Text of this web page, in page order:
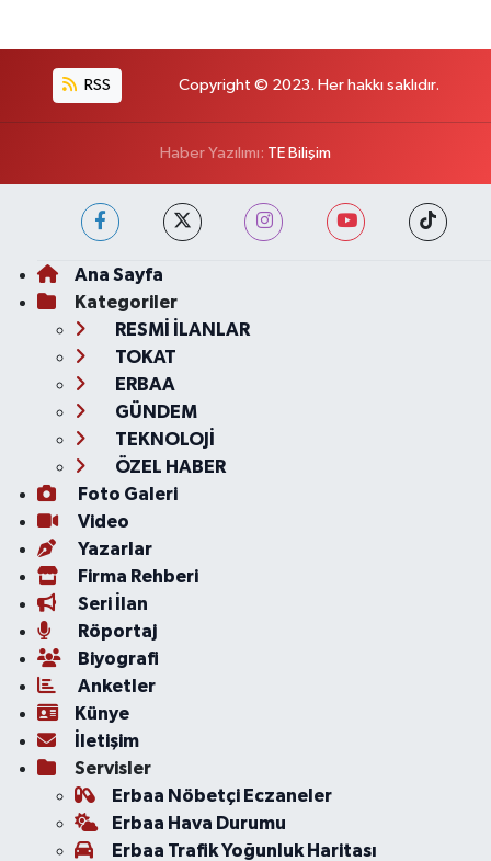
RSS Copyright © 2023. Her hakkı saklıdır.
Haber Yazılımı: TE Bilişim
Ana Sayfa
Kategoriler
RESMİ İLANLAR
TOKAT
ERBAA
GÜNDEM
TEKNOLOJİ
ÖZEL HABER
Foto Galeri
Video
Yazarlar
Firma Rehberi
Seri İlan
Röportaj
Biyografi
Anketler
Künye
İletişim
Servisler
Erbaa Nöbetçi Eczaneler
Erbaa Hava Durumu
Erbaa Trafik Yoğunluk Haritası